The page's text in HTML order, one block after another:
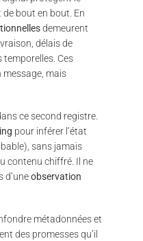
bout en bout. En
demeurent
délais de
Ces
message, mais
ce second registre.
pour inférer l’état
sans jamais
contenu chiffré. Il ne
d’uneobservation
métadonnées et
des promesses qu’il